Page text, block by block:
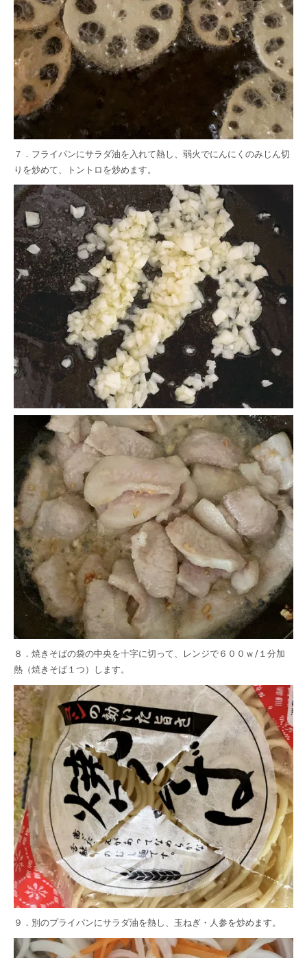
７．フライパンにサラダ油を入れて熱し、弱火でにんにくのみじん切
りを炒めて、トントロを炒めます。
８．焼きそばの袋の中央を十字に切って、レンジで６００ｗ/１分加
熱（焼きそば１つ）します。
９．別のプライパンにサラダ油を熱し、玉ねぎ・人参を炒めます。